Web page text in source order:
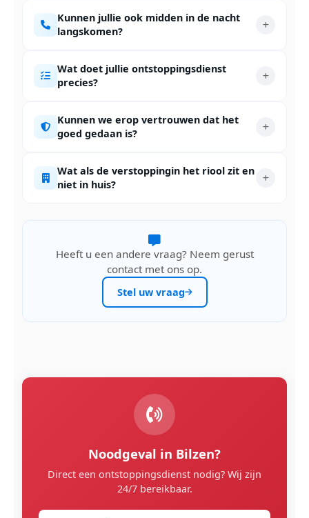
Kunnen jullie ook midden in de nacht
langskomen?
Wat doet jullie ontstoppingsdienst
precies?
Kunnen we erop vertrouwen dat het
goed gedaan is?
Wat als de verstoppingin het riool zit en
niet in huis?
Heeft u een andere vraag? Neem gerust
contact met ons op.
Stel uw vraag
Noodgeval in Bilzen?
Direct een ontstoppingsdienst nodig? Wij zijn
24/7 bereikbaar.